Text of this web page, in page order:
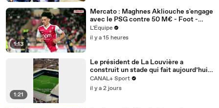
1:13
Mercato : Maghnes Akliouche s'engage
avec le PSG contre 50 M€ - Foot -
Ligue 1 - Transferts
L'Équipe
il y a 15 heures
1:21
Le président de La Louvière a
construit un stade qui fait aujourd’hui
référence… et qui inspire le FC
Versailles pour son futur projet 🤝🏟️
CANAL+ Sport
il y a 2 jours